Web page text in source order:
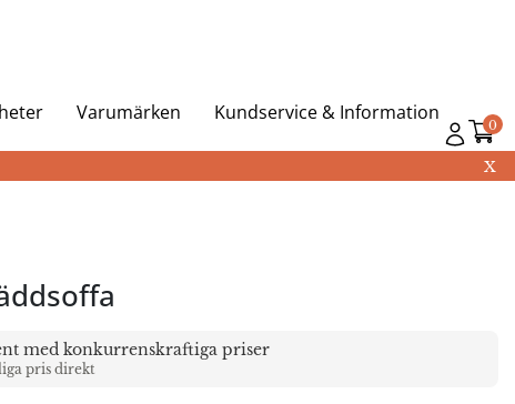
0
Varumärken Kundservice & Information
X
med konkurrenskraftiga priser
pris direkt